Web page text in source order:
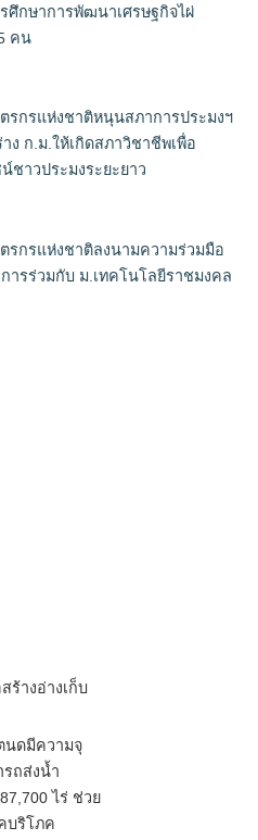
ศึกษาการพัฒนาเศรษฐกิจไผ่
คน
รกรแห่งชาติหนุนสภาการประมงฯ
ง ก.ม.ให้เกิดสภาวิชาชีพเพื่อ
ชาวประมงระยะยาว
รกรแห่งชาติลงนามความร่วมมือ
ารร่วมกับ ม.เทคโนโลยีราชมงคล
ร้างอ่างเก็บ
นดมีความจุ
รถส่งน้ำ
ไร่ ช่วย
บริโภค